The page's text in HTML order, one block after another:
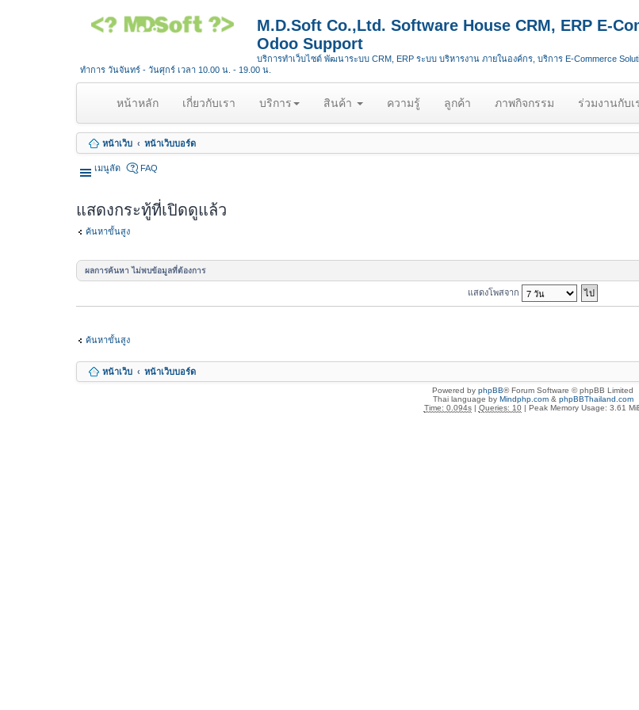
M.D.Soft Co.,Ltd. Software House CRM, ERP E-
Odoo Support
บริการทำเว็บไซต์ พัฒนาระบบ CRM, ERP ระบบ บริหารงาน ภายในองค์กร, บริการ E-Commerce
ทำการ วันจันทร์ - วันศุกร์ เวลา 10.00 น. - 19.00 น.
หน้าหลัก(
u
r
n
t
เกี่ยวกับเรา บริการ สินค้า ความรู้ ลูกค้า ภาพกิจกรรม ร่วมงานกับเ
หน้าเว็บ หน้าเว็บบอร์ด
เมนูลัด FAQ
แสดงกระทู้ที่เปิดดูแล้ว
ค้นหาขั้นสูง
ผลการค้นหา ไม่พบข้อมูลที่ต้องการ
แสดงโพสจาก
ค้นหาขั้นสูง
หน้าเว็บ หน้าเว็บบอร์ด
Powered by phpBB® Forum Software © phpBB Limited
Thai language by Mindphp.com& phpBBThailand.com
Time: 0.094s| Queries: 10| Peak Memory Usage: 3.61